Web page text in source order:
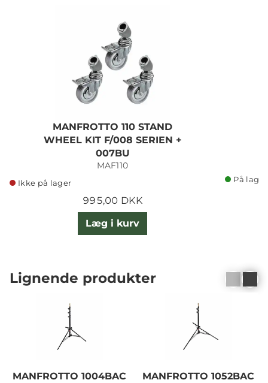
MANFROTTO 110 STAND
WHEEL KIT F/008 SERIEN +
007BU
MAF110
Ikke på lager
995,00 DKK
Læg i kurv
På lager
Lignende produkter
MANFROTTO 1004BAC
MANFROTTO 1052BAC